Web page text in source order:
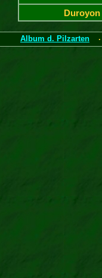
Album d. Pilzarten